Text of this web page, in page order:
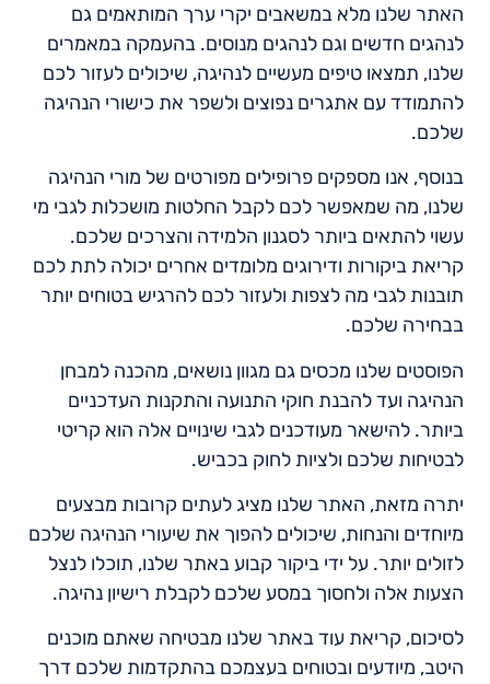
האתר שלנו מלא במשאבים יקרי ערך המותאמים גם
לנהגים חדשים וגם לנהגים מנוסים. בהעמקה במאמרים
שלנו, תמצאו טיפים מעשיים לנהיגה, שיכולים לעזור לכם
להתמודד עם אתגרים נפוצים ולשפר את כישורי הנהיגה
שלכם.
בנוסף, אנו מספקים פרופילים מפורטים של מורי הנהיגה
שלנו, מה שמאפשר לכם לקבל החלטות מושכלות לגבי מי
עשוי להתאים ביותר לסגנון הלמידה והצרכים שלכם.
קריאת ביקורות ודירוגים מלומדים אחרים יכולה לתת לכם
תובנות לגבי מה לצפות ולעזור לכם להרגיש בטוחים יותר
בבחירה שלכם.
הפוסטים שלנו מכסים גם מגוון נושאים, מהכנה למבחן
הנהיגה ועד להבנת חוקי התנועה והתקנות העדכניים
ביותר. להישאר מעודכנים לגבי שינויים אלה הוא קריטי
לבטיחות שלכם ולציות לחוק בכביש.
יתרה מזאת, האתר שלנו מציג לעתים קרובות מבצעים
מיוחדים והנחות, שיכולים להפוך את שיעורי הנהיגה שלכם
לזולים יותר. על ידי ביקור קבוע באתר שלנו, תוכלו לנצל
הצעות אלה ולחסוך במסע שלכם לקבלת רישיון נהיגה.
לסיכום, קריאת עוד באתר שלנו מבטיחה שאתם מוכנים
היטב, מיודעים ובטוחים בעצמכם בהתקדמות שלכם דרך